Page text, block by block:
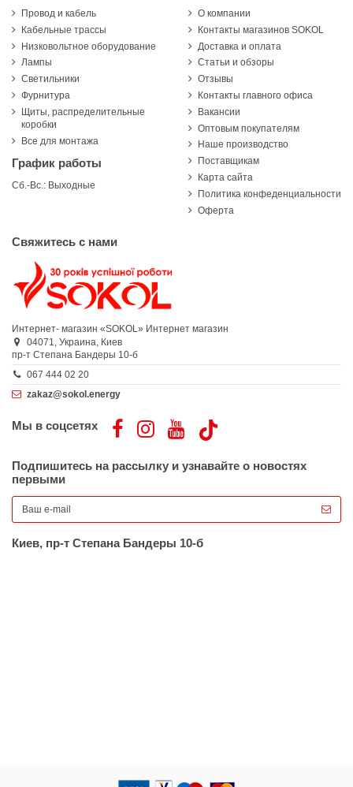
Провод и кабель
Кабельные трассы
Низковольтное оборудование
Лампы
Светильники
Фурнитура
Щиты, распределительные
коробки
Все для монтажа
График работы
Сб.-Вс.: Выходные
О компании
Контакты магазинов SOKOL
Доставка и оплата
Статьи и обзоры
Отзывы
Контакты главного офиса
Вакансии
Оптовым покупателям
Наше производство
Поставщикам
Карта сайта
Политика конфеденциальности
Оферта
Свяжитесь с нами
Интернет- магазин «SOKOL» Интернет магазин
04071, Украина, Киев
пр-т Степана Бандеры 10-б
067 444 02 20
zakaz@sokol.energy
Мы в соцсетях
Подпишитесь на рассылку и узнавайте о новостях
первыми
Киев, пр-т Степана Бандеры 10-б